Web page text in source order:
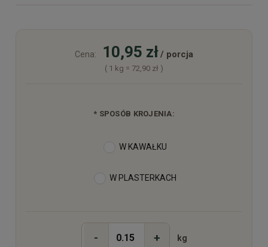
Cena: 10,95 zł/ porcja
( 1 kg = 72,90 zł )
* SPOSÓB KROJENIA:
W KAWAŁKU
W PLASTERKACH
- + kg